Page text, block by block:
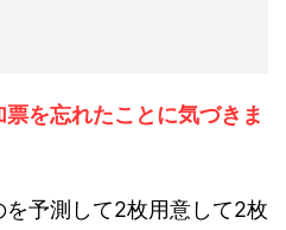
を忘れたことに気づきま
予測して2枚用意して2枚